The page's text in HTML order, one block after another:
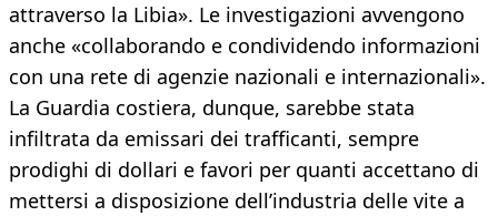
attraverso la Libia». Le investigazioni avvengono
anche «collaborando e condividendo informazioni
con una rete di agenzie nazionali e internazionali».
La Guardia costiera, dunque, sarebbe stata
infiltrata da emissari dei trafficanti, sempre
prodighi di dollari e favori per quanti accettano di
mettersi a disposizione dell’industria delle vite a